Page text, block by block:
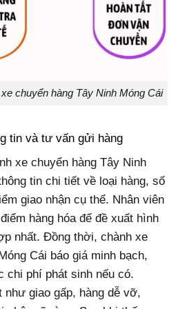
chuyển hàng Tây Ninh Móng Cái
tin và tư vấn gửi hàng
xe chuyển hàng Tây Ninh
tin chi tiết về loại hàng, số
giao nhận cụ thể. Nhân viên
hàng hóa để đề xuất hình
nhất. Đồng thời, chành xe
Cái báo giá minh bạch,
chi phí phát sinh nếu có.
như giao gấp, hàng dễ vỡ,